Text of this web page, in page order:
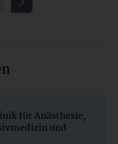
für Anästhesie,
und